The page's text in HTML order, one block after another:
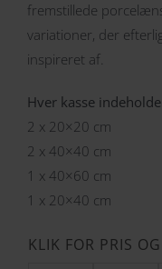
fremstillede
variationer, der
inspireret af.
Hver kasse
2 x 20×20 cm
2 x 40×40 cm
1 x 40×60 cm
1 x 20×40 cm
KLIK FOR PRIS